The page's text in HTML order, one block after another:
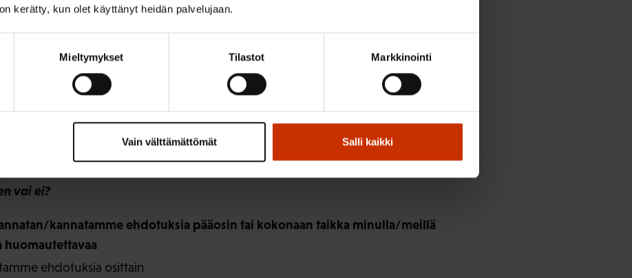
kerätty, kun olet käyttänyt heidän palvelujaan.
Mieltymykset Tilastot Markkinointi
Vain välttämättömät Salli kaikki
olla mahdollisuus antaa ns. pikasakko ilmiselvistä
ei edellyttäisi nykyisenlaista moniportaista byrokratiaa asioiden eteenpäin
vai ei?
kannatamme ehdotuksia pääosin tai kokonaan taikka minulla/meillä
huomautettavaa
ehdotuksia osittain